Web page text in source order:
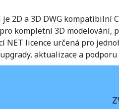
2D a 3D DWG kompatibilní
kompletní 3D modelování,
NET licence určená pro
aktualizace a